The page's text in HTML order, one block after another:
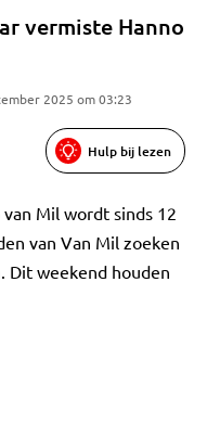
vermiste Hanno
2025 om 03:23
Hulp bij lezen
Mil wordt sinds 12
van Van Mil zoeken
Dit weekend houden